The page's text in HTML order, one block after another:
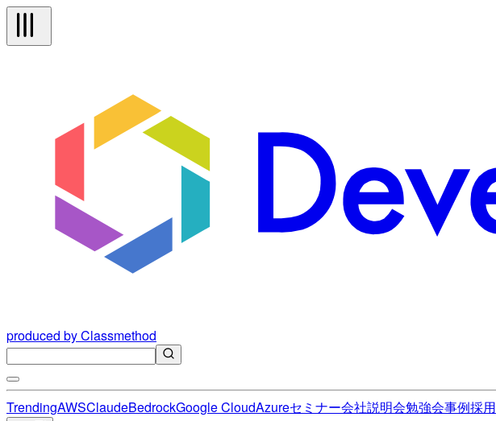
produced by Classmethod
TrendingAWSClaudeBedrockGoogle CloudAzureセミナー会社説明会勉強会事例採用